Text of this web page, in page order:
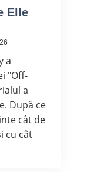
Elle
a
"Off-
a
După ce
cât de
cu cât